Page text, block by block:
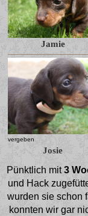
Jamie
vergeben
Josie
Pünktlich mit3
und Hack
wurden sie schon
konnten wir gar